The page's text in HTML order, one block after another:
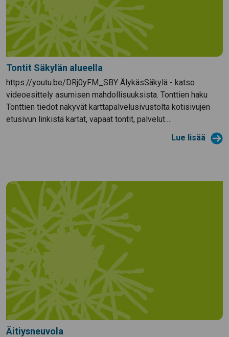
Tontit Säkylän alueella
https://youtu.be/DRj0yFM_SBY ÄlykäsSäkylä - katso
videoesittely asumisen mahdollisuuksista. Tonttien haku
Tonttien tiedot näkyvät karttapalvelusivustolta kotisivujen
etusivun linkistä kartat, vapaat tontit, palvelut.…
Lue lisää
Äitiysneuvola